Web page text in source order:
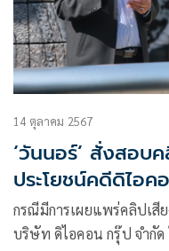
14 ตุลาคม 2567
‘วันนอร์’ สั่งสอบ
ประโยชน์คดีดิไอค
กรณีมีการเผยแพร่คลิปเสี
บริษัท ดิไอคอน กรุ๊ป จำกั